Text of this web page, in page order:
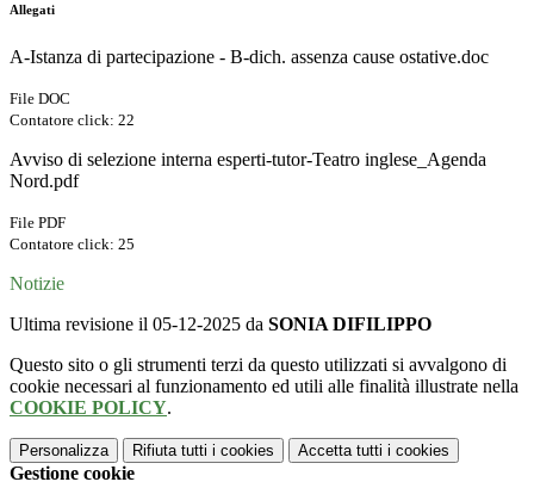
Allegati
A-Istanza di partecipazione - B-dich. assenza cause ostative.doc
File DOC
Contatore click: 22
Avviso di selezione interna esperti-tutor-Teatro inglese_Agenda
Nord.pdf
File PDF
Contatore click: 25
Notizie
Ultima revisione il 05-12-2025 da SONIA DIFILIPPO
Questo sito o gli strumenti terzi da questo utilizzati si avvalgono di
cookie necessari al funzionamento ed utili alle finalità illustrate nella
COOKIE POLICY.
Personalizza Rifiuta tutti i cookies Accetta tutti i cookies
Gestione cookie